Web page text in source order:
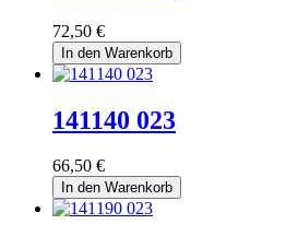
72,50 €
In den Warenkorb
141140 023
66,50 €
In den Warenkorb